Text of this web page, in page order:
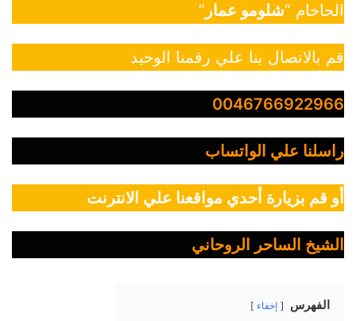
الحاخام “شلومو عمار ”
قم بالاتصال بنا علي رقمنا الوحيد
0046766922966
راسلنا علي الواتساب
أو قم بزيارة أحدي مواقعنا علي الانترنت
الشيخ الساحر الروحاني
الفهرس إخفاء